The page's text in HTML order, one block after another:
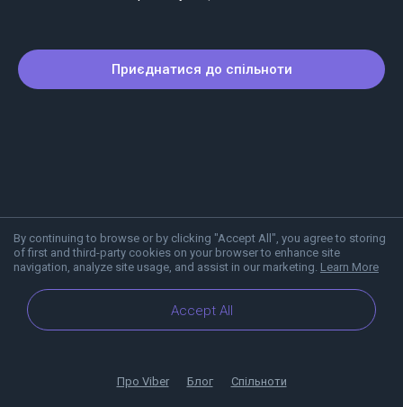
By continuing to browse or by clicking "Accept All", you agree to storing
of first and third-party cookies on your browser to enhance site
navigation, analyze site usage, and assist in our marketing. Learn More
Accept All
Приєднатися до спільноти
Про Viber Блог Спільноти